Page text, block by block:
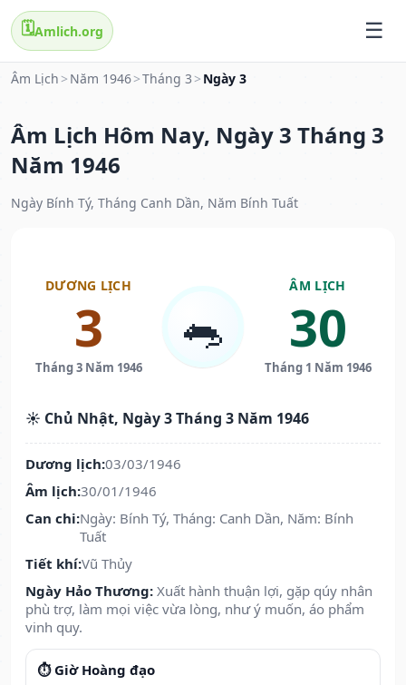
🗓️Amlich.org
Âm Lịch > Năm 1946>Tháng 3 > Ngày 3
Âm Lịch Hôm Nay, Ngày 3 Tháng 3
Năm 1946
Ngày Bính Tý, Tháng Canh Dần, Năm Bính Tuất
DƯƠNG LỊCH
3
Tháng 3 Năm 1946
🐀
ÂM LỊCH
30
Tháng 1 Năm 1946
☀️ Chủ Nhật, Ngày 3 Tháng 3 Năm 1946
Dương lịch:03/03/1946
Âm lịch:30/01/1946
Can chi:Ngày: Bính Tý, Tháng: Canh Dần, Năm: Bính
Tuất
Tiết khí:Vũ Thủy
Ngày Hảo Thương: Xuất hành thuận lợi, gặp qúy nhân
phù trợ, làm mọi việc vừa lòng, như ý muốn, áo phẩm
vinh quy.
⏱️ Giờ Hoàng đạo